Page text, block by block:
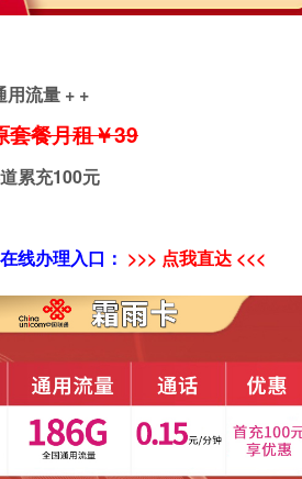
用流量 + +
套餐月租￥39
累充100元
线办理入口： >>> 点我直达 <<<